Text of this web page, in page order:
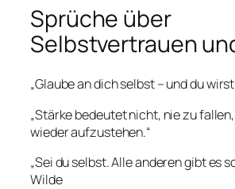
Sprüche über
Selbstvertrauen
„Glaube an dich selbst – und du
„Stärke bedeutet nicht, nie zu
wieder aufzustehen.“
„Sei du selbst. Alle anderen gibt es
Wilde